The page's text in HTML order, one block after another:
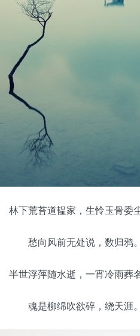
林下荒苔道韫家，生怜玉骨委
愁向风前无处说，数归鸦。
半世浮萍随水逝，一宵冷雨葬
魂是柳绵吹欲碎，绕天涯。